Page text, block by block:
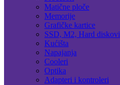
Matične ploče
Memorije
Grafičke kartice
SSD, M2, Hard diskovi
Kućišta
Napajanja
Cooleri
Optika
Adapteri i kontroleri